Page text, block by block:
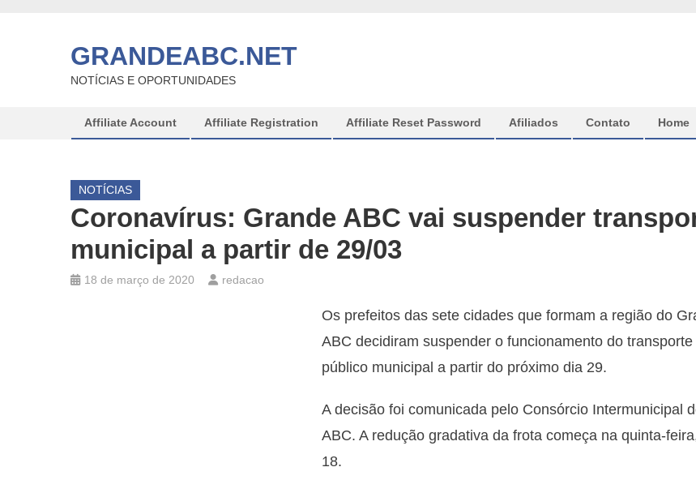
GRANDEABC.NET
NOTÍCIAS E OPORTUNIDADES
Affiliate Account Affiliate Registration Affiliate Reset Password Afiliados Contato Home
NOTÍCIAS
Coronavírus: Grande ABC vai suspender
municipal a partir de 29/03
18 de março de 2020 redacao
Os prefeitos das sete cidades que formam a região do
ABC decidiram suspender o funcionamento do transporte
público municipal a partir do próximo dia 29.
A decisão foi comunicada pelo Consórcio Intermunicipal
ABC. A redução gradativa da frota começa na quinta-
18.